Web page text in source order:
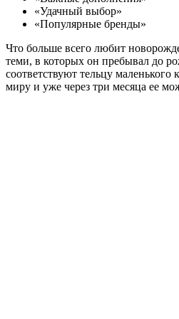
«Удачный выбор»
«Популярные бренды»
Что больше всего любит
теми, в которых он пребывал до
соответствуют тельцу
миру и уже через три месяца ее